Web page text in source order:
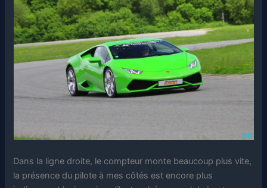
Dans la ligne droite, le compteur monte beaucoup plus vite,
la présence du pilote à mes côtés est encore plus